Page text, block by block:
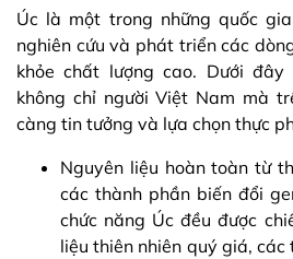
Úc là một trong những quốc
nghiên cứu và phát triển các
khỏe chất lượng cao. Dưới
không chỉ người Việt Nam mà
càng tin tưởng và lựa chọn thực
Nguyên liệu hoàn toàn từ
các thành phần biến đổi
chức năng Úc đều được
liệu thiên nhiên quý giá,